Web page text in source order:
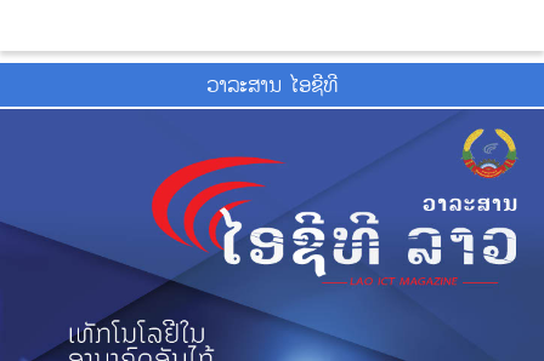
ວາ​ລະ​ສານ ໄອ​ຊີ​ທີ